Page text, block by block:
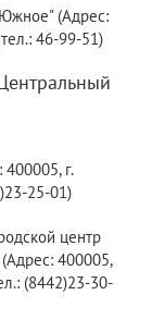
(Адрес:
46-99-51)
г.
25-01)
центр
400005,
(8442)23-30-